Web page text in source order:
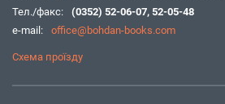
Тел./факс:
(0352) 52-06-07, 52-05-48
e-mail:
office@bohdan-books.com
Схема проїзду